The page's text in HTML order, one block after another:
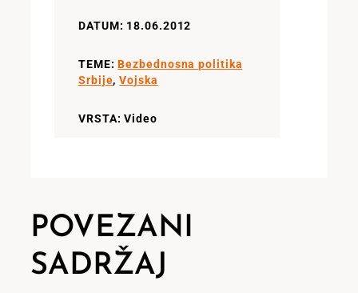
DATUM: 18.06.2012
TEME:Bezbednosna politika
Srbije,Vojska
VRSTA: Video
POVEZANI
SADRŽAJ